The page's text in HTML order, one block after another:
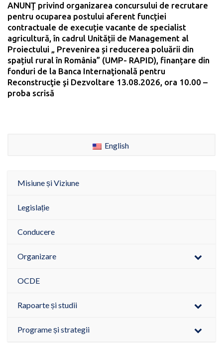
ANUNŢ privind organizarea concursului de recrutare
pentru ocuparea postului aferent funcției
contractuale de execuție vacante de specialist
agricultură, în cadrul Unității de Management al
Proiectului „ Prevenirea și reducerea poluării din
spațiul rural în România” (UMP- RAPID), finanțare din
fonduri de la Banca Internaţională pentru
Reconstrucţie şi Dezvoltare 13.08.2026, ora 10.00 –
proba scrisă
English
Misiune și Viziune
Legislație
Conducere
Organizare
OCDE
Rapoarte și studii
Programe și strategii